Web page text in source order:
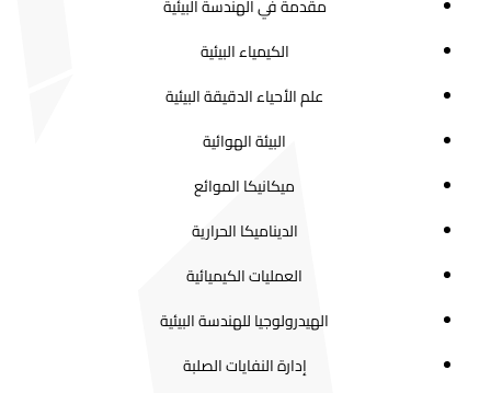
مقدمة في الهندسة البيئية
الكيمياء البيئية
علم الأحياء الدقيقة البيئية
البيئة الهوائية
ميكانيكا الموائع
الديناميكا الحرارية
العمليات الكيميائية
الهيدرولوجيا للهندسة البيئية
إدارة النفايات الصلبة